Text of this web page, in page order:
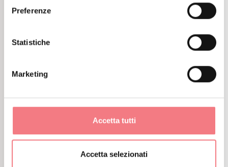
Preferenze
Statistiche
Marketing
Accetta tutti
Accetta selezionati